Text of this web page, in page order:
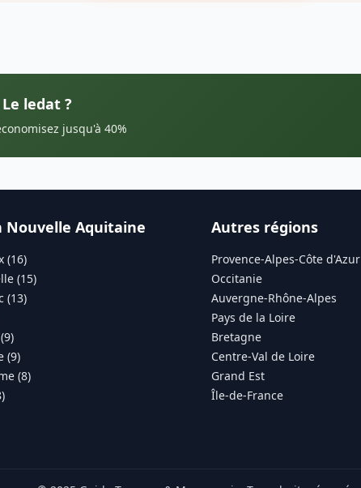
ledat ?
jusqu'à 40%
Nouvelle Aquitaine
(16)
(15)
(13)
(9)
(8)
Autres régions
Provence-Alpes-Côte d'Azur
Occitanie
Auvergne-Rhône-Alpes
Pays de la Loire
Bretagne
Centre-Val de Loire
Grand Est
Île-de-France